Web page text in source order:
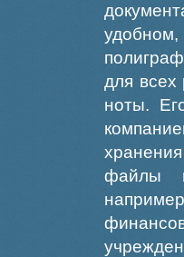
для всех
ноты.
файлы